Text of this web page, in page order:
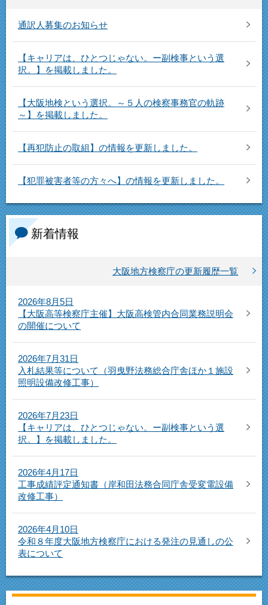
通訳人募集のお知らせ
【キャリアは、ひとつじゃない。ー副検事という選
択。】を掲載しました。
【大阪地検という選択。～５人の検察事務官の軌跡
～】を掲載しました。
【再犯防止の取組】の情報を更新しました。
【犯罪被害者等の方々へ】の情報を更新しました。
大阪地方検察庁の更新履歴一覧
新着情報
2026年8月5日
【大阪高等検察庁主催】大阪高検管内合同業務説明会
の開催について
2026年7月31日
入札結果等について（羽曳野法務総合庁舎ほか１施設
照明設備改修工事）
2026年7月23日
【キャリアは、ひとつじゃない。ー副検事という選
択。】を掲載しました。
2026年4月17日
工事成績評定通知書（岸和田法務合同庁舎受変電設備
改修工事）
2026年4月10日
令和８年度大阪地方検察庁における発注の見通しの公
表について